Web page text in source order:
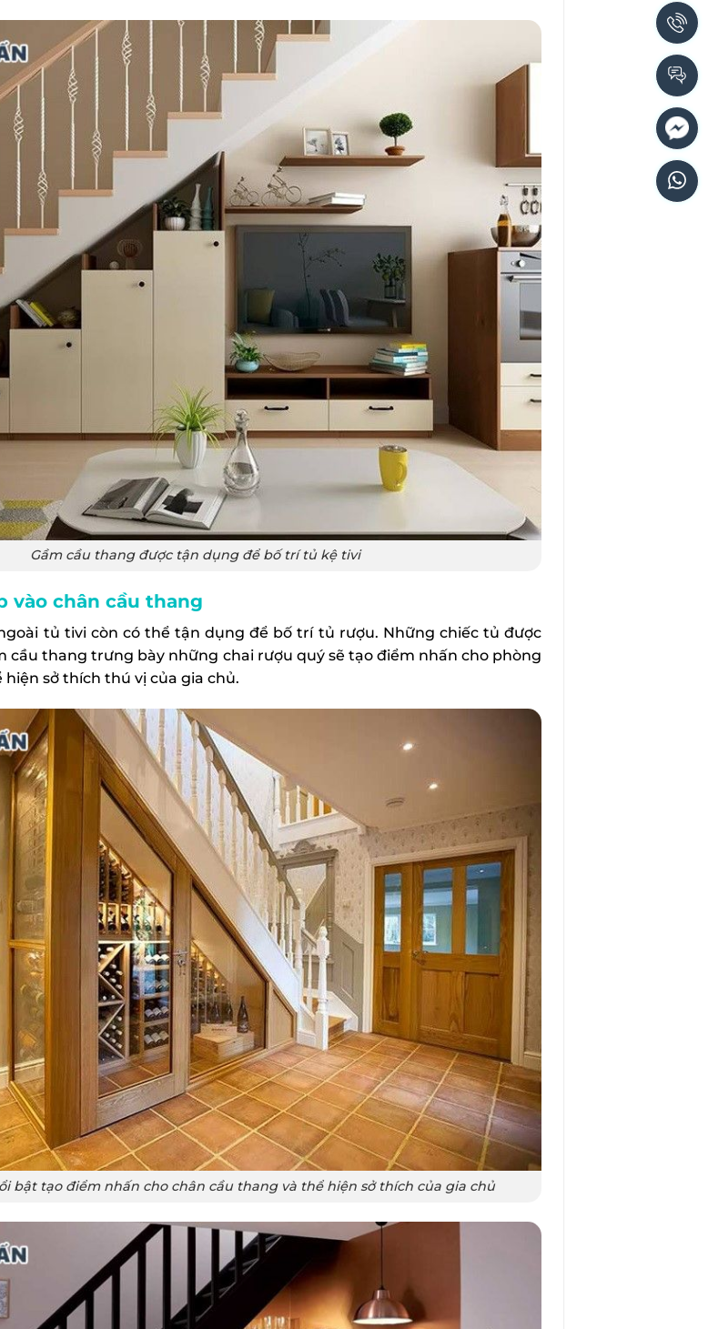
Gầm cầu thang được tận dụng để bố trí tủ kệ tivi
vào chân cầu thang
tủ tivi còn có thể tận dụng để bố trí tủ rượu. Những chiếc tủ được
cầu thang trưng bày những chai rượu quý sẽ tạo điểm nhấn cho phòng
sở thích thú vị của gia chủ.
bật tạo điểm nhấn cho chân cầu thang và thể hiện sở thích của gia chủ